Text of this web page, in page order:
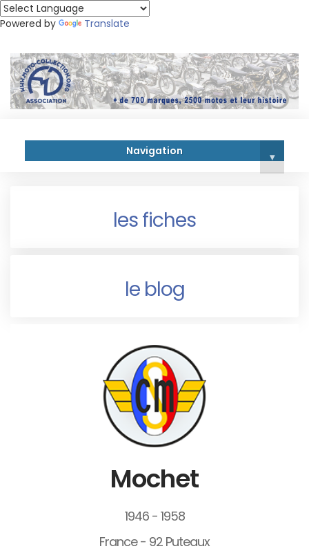
Powered by Translate
Navigation ▾
les fiches
le blog
Mochet
1946 - 1958
France - 92 Puteaux